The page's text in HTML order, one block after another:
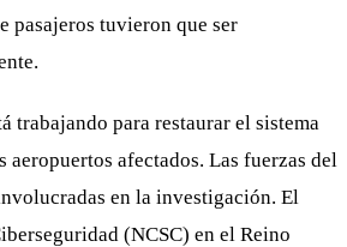
pasajeros tuvieron que ser
trabajando para restaurar el sistema
aeropuertos afectados. Las fuerzas del
en la investigación. El
(NCSC) en el Reino